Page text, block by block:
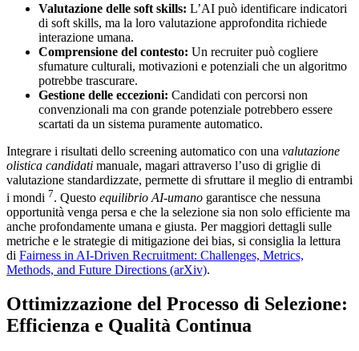
Valutazione delle soft skills: L’AI può identificare indicatori
di soft skills, ma la loro valutazione approfondita richiede
interazione umana.
Comprensione del contesto: Un recruiter può cogliere
sfumature culturali, motivazioni e potenziali che un algoritmo
potrebbe trascurare.
Gestione delle eccezioni: Candidati con percorsi non
convenzionali ma con grande potenziale potrebbero essere
scartati da un sistema puramente automatico.
Integrare i risultati dello screening automatico con una valutazione
olistica candidati manuale, magari attraverso l’uso di griglie di
valutazione standardizzate, permette di sfruttare il meglio di entrambi
i mondi 7. Questo equilibrio AI-umano garantisce che nessuna
opportunità venga persa e che la selezione sia non solo efficiente ma
anche profondamente umana e giusta. Per maggiori dettagli sulle
metriche e le strategie di mitigazione dei bias, si consiglia la lettura
di Fairness in AI-Driven Recruitment: Challenges, Metrics,
Methods, and Future Directions (arXiv).
Ottimizzazione del Processo di Selezione:
Efficienza e Qualità Continua